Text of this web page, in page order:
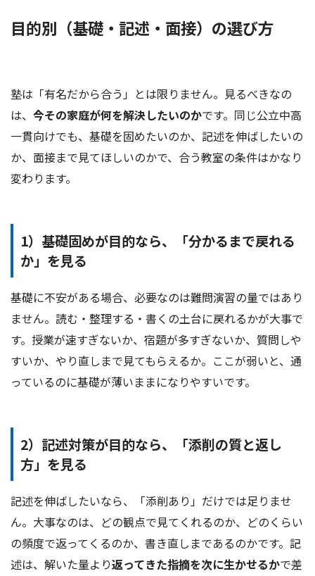
目的別（基礎・記述・面接）の選び方
塾は「有名だから合う」とは限りません。見るべきなの
は、 今その家庭が何を解決したいのかです。同じ公立中高
一貫向けでも、基礎を固めたいのか、記述を伸ばしたいの
か、面接まで見てほしいのかで、合う教室の条件はかなり
変わります。
1）基礎固めが目的なら、「分かるまで戻れる
か」を見る
基礎に不安がある場合、必要なのは難問演習の量ではあり
ません。読む・整理する・書くの土台に戻れるかが大事で
す。授業が速すぎないか、宿題が多すぎないか、質問しや
すいか、やり直しまで見てもらえるか。ここが弱いと、通
っているのに基礎が薄いままになりやすいです。
2）記述対策が目的なら、「添削の質と返し
方」を見る
記述を伸ばしたいなら、「添削あり」だけでは足りませ
ん。大事なのは、どの観点で見てくれるのか、どのくらい
の頻度で返ってくるのか、書き直しまであるのかです。記
述は、解いた量より返ってきた指摘を次に生かせるかで差